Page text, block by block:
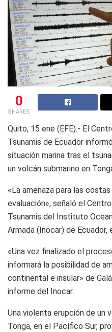
0
SHARES
Quito, 15 ene (EFE).- El
Tsunamis de Ecuador
situación marina tras el
un volcán submarino en
«La amenaza para las
evaluación», señaló el
Tsunamis del Instituto
Armada (Inocar) de
«Una vez finalizado el
informará la posibilidad de
continental e insular» de
informe del Inocar.
Una violenta erupción de un
Tonga, en el Pacífico Sur,